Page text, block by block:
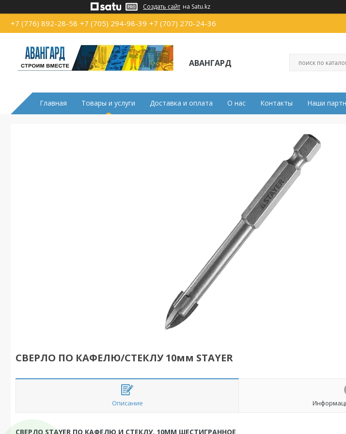
Создать сайт на Satu.kz
+7 (776) 892-28-58 +7 (705) 294-98-39 +7 (707) 270-24-36
АВАНГАРД
Главная Товары и услуги Доставка и оплата О нас Контакты Наши
СВЕРЛО ПО КАФЕЛЮ/СТЕКЛУ 10мм STAYER
Описание
СВЕРЛО STAYER ПО КАФЕЛЮ И СТЕКЛУ, 10ММ ШЕСТИГРАННОЕ